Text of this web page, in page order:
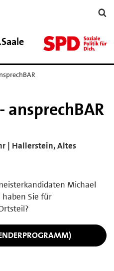
ansprechBAR
| Hallerstein, Altes
Michael
haben Sie für